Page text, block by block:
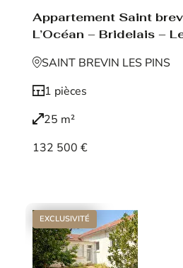
Appartement Saint
L’Océan – Bridelais –
SAINT BREVIN LES PINS
1 pièces
25 m²
132 500 €
EXCLUSIVITÉ